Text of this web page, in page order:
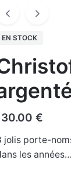
EN STOCK
€
jolis porte-
les années…